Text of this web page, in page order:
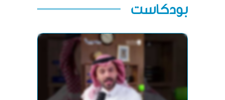
بودكاست